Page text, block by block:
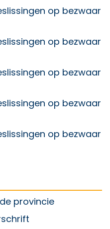
op bezwaar
op bezwaar
op bezwaar
op bezwaar
op bezwaar
provincie